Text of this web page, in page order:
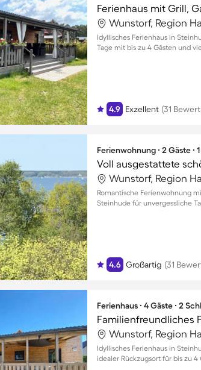
Ferienhaus mit Grill,
Wunstorf, Region
Idyllisches Ferienhaus in
Tage mit bis zu 4 Gästen und
4.9 Exzellent (31
Ferienwohnung ∙ 2 Gäste ∙
Wunstorf, Region
Romantische Ferienwohnung
Steinhude für unvergessliche
4.6 Großartig (31
Ferienhaus ∙ 4 Gäste ∙ 2
Wunstorf, Region
Idyllisches Ferienhaus in
idealer Rückzugsort für bis zu 4